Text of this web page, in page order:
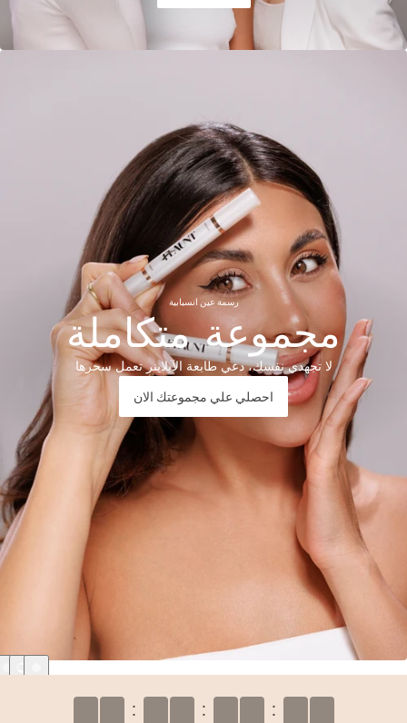
مجموعة متكاملة
رسمة عين انسيابية
لا تجهدي نفسك، دعي طابعة الآيلاينر تعمل سحرها
احصلي علي مجموعتك الان
: : :